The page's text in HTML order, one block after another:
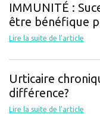
IMMUNITÉ :
être bénéfique
Lire la suite de l'article
Urticaire
différence?
Lire la suite de l'article